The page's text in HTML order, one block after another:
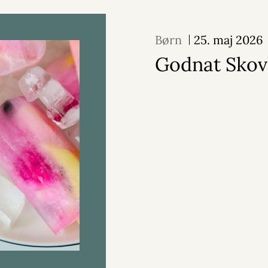
Børn 25. maj 2026
Godnat